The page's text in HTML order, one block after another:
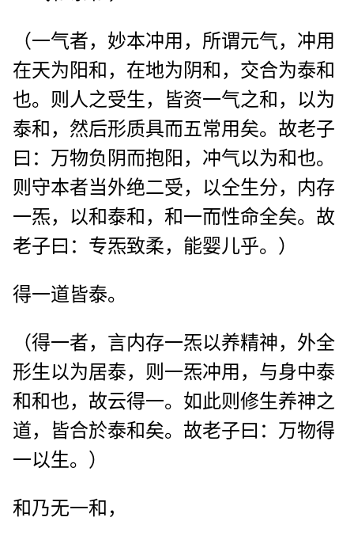
（一气者，妙本冲用，所谓元气，冲用
在天为阳和，在地为阴和，交合为泰和
也。则人之受生，皆资一气之和，以为
泰和，然后形质具而五常用矣。故老子
曰：万物负阴而抱阳，冲气以为和也。
则守本者当外绝二受，以仝生分，内存
一炁，以和泰和，和一而性命全矣。故
老子曰：专炁致柔，能婴儿乎。）
得一道皆泰。
（得一者，言内存一炁以养精神，外全
形生以为居泰，则一炁冲用，与身中泰
和和也，故云得一。如此则修生养神之
道，皆合於泰和矣。故老子曰：万物得
一以生。）
和乃无一和，